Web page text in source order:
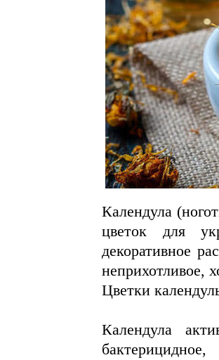
Календула
цветок для
декоративное
неприхотливое,
Цветки
Календула